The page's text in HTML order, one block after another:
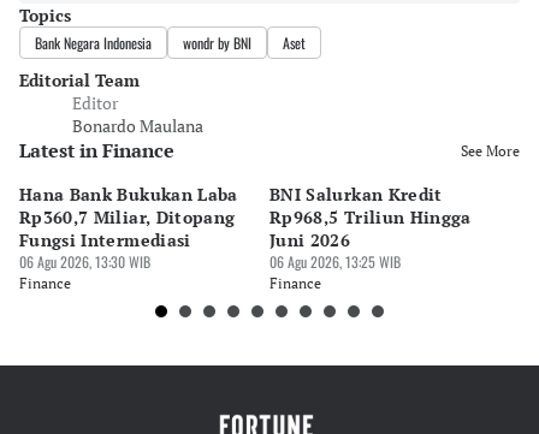
Topics
Bank Negara Indonesia wondr by BNI Aset
Editorial Team
Editor
Bonardo Maulana
Latest in Finance See More
Hana Bank Bukukan Laba
Rp360,7 Miliar, Ditopang
Fungsi Intermediasi
06 Agu 2026, 13:30 WIB
Finance
BNI Salurkan Kredit
Rp968,5 Triliun Hingga
Juni 2026
06 Agu 2026, 13:25 WIB
Finance